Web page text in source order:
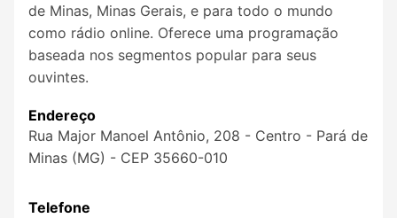
de Minas, Minas Gerais, e para todo o mundo
como rádio online. Oferece uma programação
baseada nos segmentos popular para seus
ouvintes.
Endereço
Rua Major Manoel Antônio, 208 - Centro - Pará de
Minas (MG) - CEP 35660-010
Telefone